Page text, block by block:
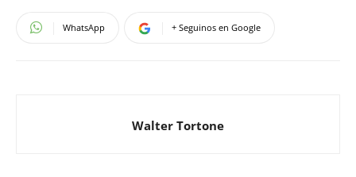
WhatsApp + Seguinos en Google
Walter Tortone